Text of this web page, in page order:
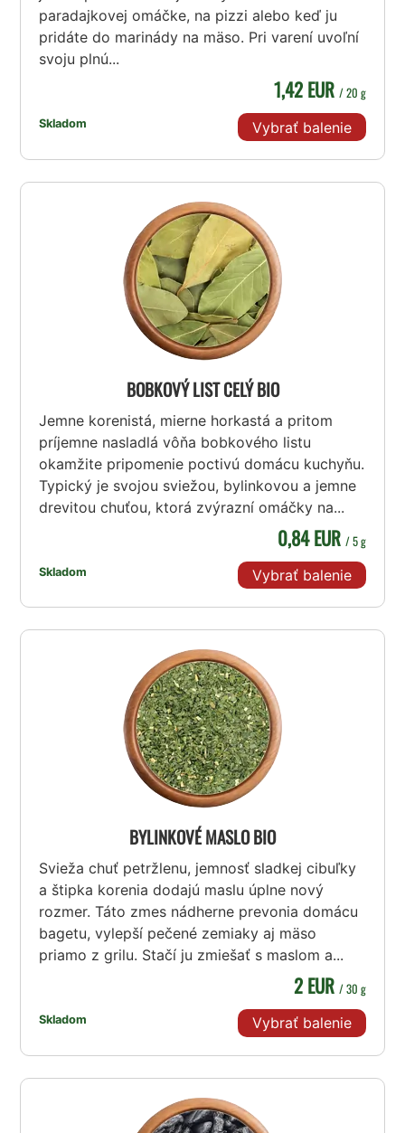
paradajkovej omáčke, na pizzi alebo keď ju
pridáte do marinády na mäso. Pri varení uvoľní
svoju plnú...
Skladom
1,42 EUR / 20 g
Vybrať balenie
BOBKOVÝ LIST CELÝ BIO
Jemne korenistá, mierne horkastá a pritom
príjemne nasladlá vôňa bobkového listu
okamžite pripomenie poctivú domácu kuchyňu.
Typický je svojou sviežou, bylinkovou a jemne
drevitou chuťou, ktorá zvýrazní omáčky na...
Skladom
0,84 EUR / 5 g
Vybrať balenie
BYLINKOVÉ MASLO BIO
Svieža chuť petržlenu, jemnosť sladkej cibuľky
a štipka korenia dodajú maslu úplne nový
rozmer. Táto zmes nádherne prevonia domácu
bagetu, vylepší pečené zemiaky aj mäso
priamo z grilu. Stačí ju zmiešať s maslom a...
Skladom
2 EUR / 30 g
Vybrať balenie